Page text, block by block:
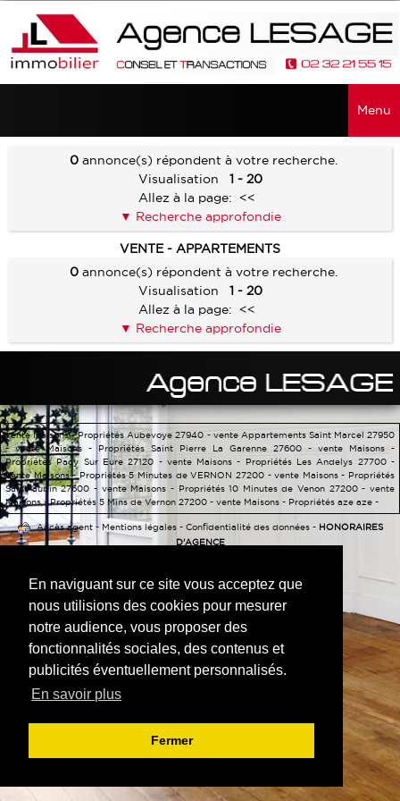
En naviguant sur ce site vous acceptez que
nous utilisions des cookies pour mesurer
notre audience, vous proposer des
fonctionnalités sociales, des contenus et
publicités éventuellement personnalisés.
En savoir plus
Fermer
Menu
ACCUEIL
TOUTES LES VENTES
MAISONS - PROPRIÉTÉS
RECHERCHER
SERVICES
VENDRE UN BIEN
CALCULETTE
0 annonce(s) répondent à votre recherche.
Visualisation
1 - 20
Allez à la page: <<
Recherche approfondie
VENTE - APPARTEMENTS
0 annonce(s) répondent à votre recherche.
Visualisation
1 - 20
Allez à la page: <<
Recherche approfondie
vente Maisons - Propriétés Aubevoye 27940 - vente Appartements Saint Marcel 27950
-vente Maisons - Propriétés Saint Pierre La Garenne 27600 - vente Maisons -
Propriétés Pacy Sur Eure 27120 - vente Maisons - Propriétés Les Andelys 27700 -
vente Maisons - Propriétés 5 Minutes de VERNON 27200 -vente Maisons - Propriétés
Saint aubin 27600 - vente Maisons - Propriétés 10 Minutes de Venon 27200 -vente
Maisons - Propriétés 5 Mins de Vernon 27200 - vente Maisons - Propriétés aze aze -
Accès agent - Mentions légales - Confidentialité des données - HONORAIRES
D'AGENCE